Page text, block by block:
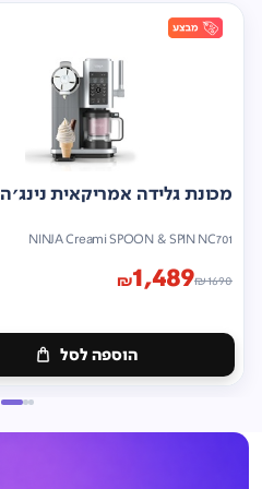
מכונת גלידה אמריקאית נינג'ה
NINJA Creami SPOON & SPIN NC701
₪1690
₪1,489
הוספה לסל